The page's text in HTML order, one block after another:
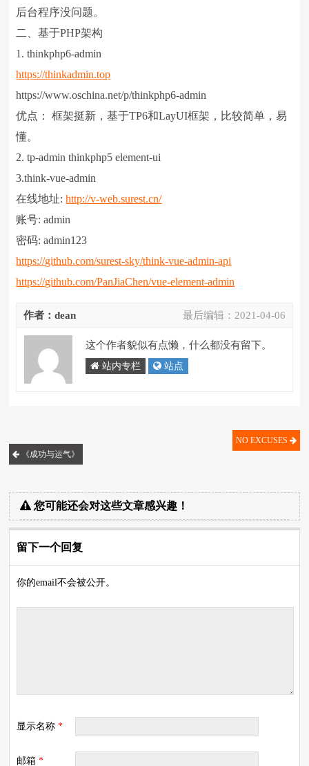
后台程序没问题。
二、基于PHP架构
1. thinkphp6-admin
https://thinkadmin.top
https://www.oschina.net/p/thinkphp6-admin
优点： 框架挺新，基于TP6和LayUI框架，比较简单，易
懂。
2. tp-admin thinkphp5 element-ui
3.think-vue-admin
在线地址:http://v-web.surest.cn/
账号: admin
密码: admin123
https://github.com/surest-sky/think-vue-admin-api
https://github.com/PanJiaChen/vue-element-admin
最后编辑： 2021-04-06
作者：dean
这个作者貌似有点懒，什么都没有留下。
站内专栏 站点
《成功与运气》
NO EXCUSES
您可能还会对这些文章感兴趣！
留下一个回复
你的email不会被公开。
显示名称*
邮箱*